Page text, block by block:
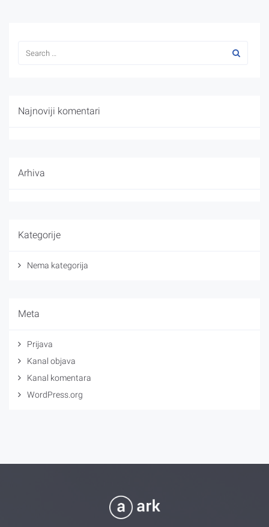
Najnoviji komentari
Arhiva
Kategorije
Nema kategorija
Meta
Prijava
Kanal objava
Kanal komentara
WordPress.org